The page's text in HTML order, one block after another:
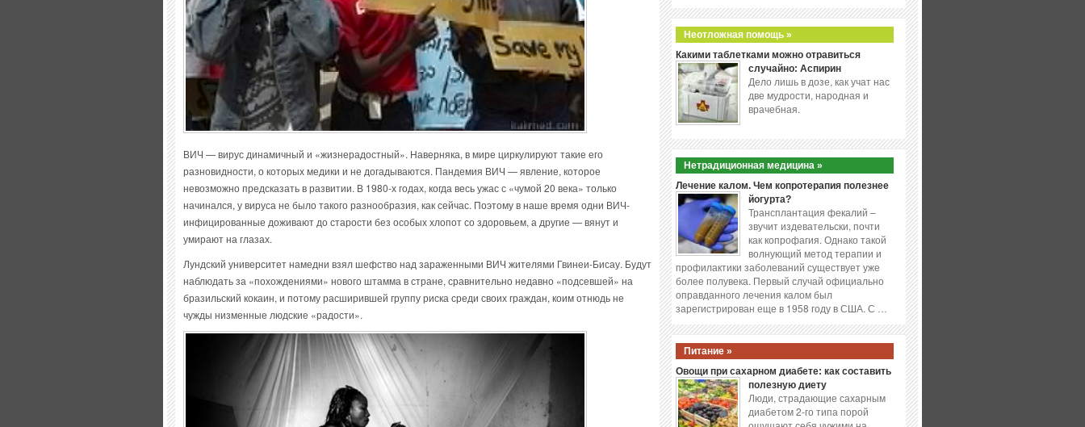
ВИЧ — вирус динамичный и «жизнерадостный». Наверняка, в мире циркулируют такие его
разновидности, о которых медики и не догадываются. Пандемия ВИЧ — явление, которое
невозможно предсказать в развитии. В 1980-х годах, когда весь ужас с «чумой 20 века» только
начинался, у вируса не было такого разнообразия, как сейчас. Поэтому в наше время одни ВИЧ-
инфицированные доживают до старости без особых хлопот со здоровьем, а другие — вянут и
умирают на глазах.
Лундский университет намедни взял шефство над зараженными ВИЧ жителями Гвинеи-Бисау. Будут
наблюдать за «похождениями» нового штамма в стране, сравнительно недавно «подсевшей» на
бразильский кокаин, и потому расширившей группу риска среди своих граждан, коим отнюдь не
чужды низменные людские «радости».
Неотложная помощь »
Какими таблетками можно отравиться
случайно: Аспирин
Дело лишь в дозе, как учат нас
две мудрости, народная и
врачебная.
Нетрадиционная медицина »
Лечение калом. Чем копротерапия полезнее
йогурта?
Трансплантация фекалий –
звучит издевательски, почти
как копрофагия. Однако такой
волнующий метод терапии и
профилактики заболеваний существует уже
более полувека. Первый случай официально
оправданного лечения калом был
зарегистрирован еще в 1958 году в США. С …
Питание »
Овощи при сахарном диабете: как составить
полезную диету
Люди, страдающие сахарным
диабетом 2-го типа порой